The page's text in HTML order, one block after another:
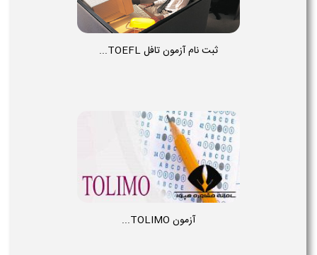
ثبت نام آزمون تافل TOEFL...
آزمون TOLIMO...